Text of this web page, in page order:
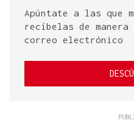
Apúntate a las que
recíbelas de
correo electrónico